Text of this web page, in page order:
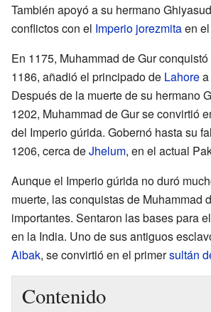
También apoyó a su hermano
conflictos con el Imperio jorezmitaen
En 1175, Muhammad de Gur conquistó
1186, añadió el principado de Lahore
Después de la muerte de su hermano
1202, Muhammad de Gur se convirtió
del Imperio gúrida. Gobernó hasta su
1206, cerca deJhelum, en el actual
Aunque el Imperio gúrida no duró
muerte, las conquistas de Muhammad
importantes. Sentaron las bases para
en la India. Uno de sus antiguos
Aibak, se convirtió en el primersultán
Contenido